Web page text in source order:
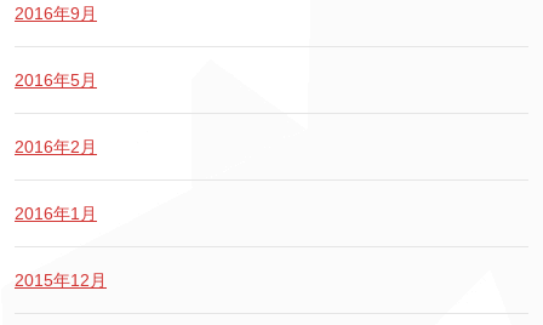
2016年9月
2016年5月
2016年2月
2016年1月
2015年12月